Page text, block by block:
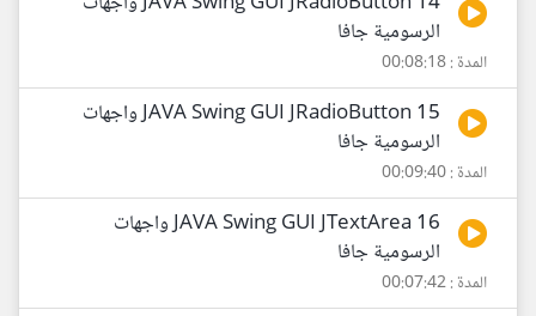
الرسومية جافا
المدة : 00:08:18
15 JAVA Swing GUI JRadioButton واجهات
الرسومية جافا
المدة : 00:09:40
16 JAVA Swing GUI JTextArea واجهات
الرسومية جافا
المدة : 00:07:42